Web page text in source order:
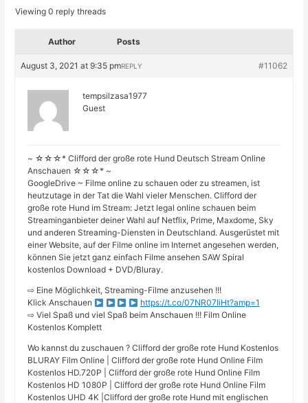
Viewing 0 reply threads
Author Posts
August 3, 2021 at 9:35 pm #11062
REPLY
tempsilzasa1977
Guest
~ ☆☆☆* Clifford der große rote Hund Deutsch Stream Online
Anschauen ☆☆☆* ~
GoogleDrive ~ Filme online zu schauen oder zu streamen, ist
heutzutage in der Tat die Wahl vieler Menschen. Clifford der
große rote Hund im Stream: Jetzt legal online schauen beim
Streaminganbieter deiner Wahl auf Netflix, Prime, Maxdome, Sky
und anderen Streaming-Diensten in Deutschland. Ausgerüstet mit
einer Website, auf der Filme online im Internet angesehen werden,
können Sie jetzt ganz einfach Filme ansehen SAW Spiral
kostenlos Download + DVD/Bluray.
⇨ Eine Möglichkeit, Streaming-Filme anzusehen !!!
Klick Anschauen
https://t.co/07NR07IiHt?amp=1
⇨ Viel Spaß und viel Spaß beim Anschauen !!! Film Online
Kostenlos Komplett
Wo kannst du zuschauen ? Clifford der große rote Hund Kostenlos
BLURAY Film Online | Clifford der große rote Hund Online Film
Kostenlos HD.720P | Clifford der große rote Hund Online Film
Kostenlos HD 1080P | Clifford der große rote Hund Online Film
Kostenlos UHD 4K |Clifford der große rote Hund mit englischen